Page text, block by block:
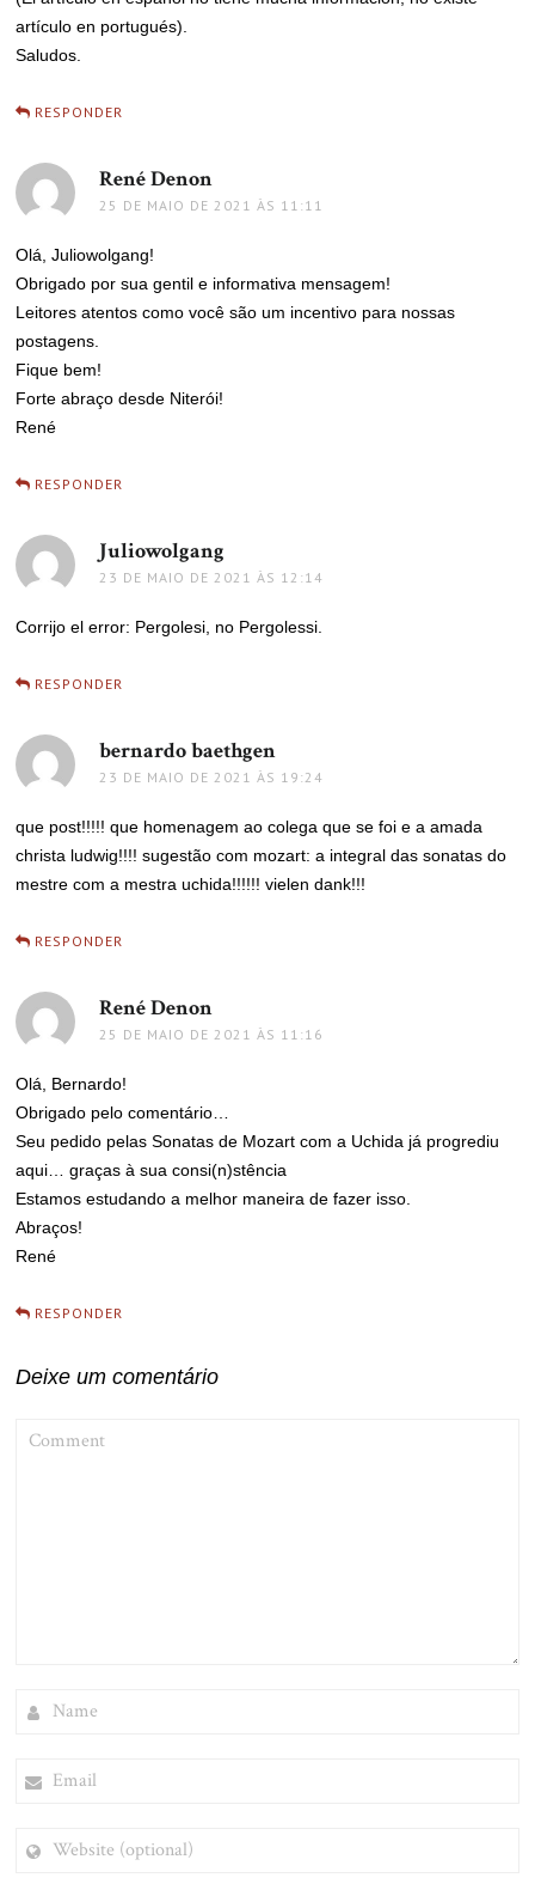
artículo en portugués).
Saludos.
RESPONDER
René Denon
25 DE MAIO DE 2021 ÀS 11:11
Olá, Juliowolgang!
Obrigado por sua gentil e informativa mensagem!
Leitores atentos como você são um incentivo para nossas
postagens.
Fique bem!
Forte abraço desde Niterói!
René
RESPONDER
Juliowolgang
23 DE MAIO DE 2021 ÀS 12:14
Corrijo el error: Pergolesi, no Pergolessi.
RESPONDER
bernardo baethgen
23 DE MAIO DE 2021 ÀS 19:24
que post!!!!! que homenagem ao colega que se foi e a amada
christa ludwig!!!! sugestão com mozart: a integral das sonatas do
mestre com a mestra uchida!!!!!! vielen dank!!!
RESPONDER
René Denon
25 DE MAIO DE 2021 ÀS 11:16
Olá, Bernardo!
Obrigado pelo comentário…
Seu pedido pelas Sonatas de Mozart com a Uchida já progrediu
aqui… graças à sua consi(n)stência
Estamos estudando a melhor maneira de fazer isso.
Abraços!
René
RESPONDER
Deixe um comentário
(OPTIONAL)